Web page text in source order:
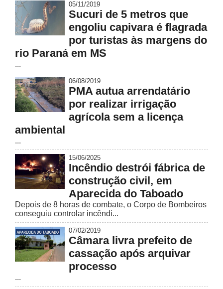
05/11/2019
Sucuri de 5 metros que
engoliu capivara é flagrada
por turistas às margens do
rio Paraná em MS
...
06/08/2019
PMA autua arrendatário
por realizar irrigação
agrícola sem a licença
ambiental
...
15/06/2025
Incêndio destrói fábrica de
construção civil, em
Aparecida do Taboado
Depois de 8 horas de combate, o Corpo de Bombeiros
conseguiu controlar incêndi...
07/02/2019
Câmara livra prefeito de
cassação após arquivar
processo
...